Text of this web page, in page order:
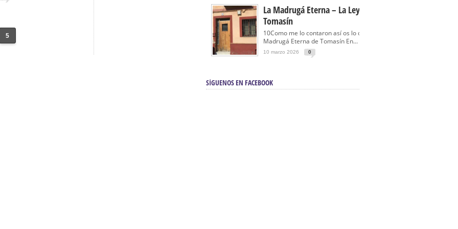
5
La Madrugá Eterna – La Leyenda De
Tomasín
10Como me lo contaron así os lo cuento… La
Madrugá Eterna de Tomasín En...
10 marzo 2026 0
SÍGUENOS EN FACEBOOK